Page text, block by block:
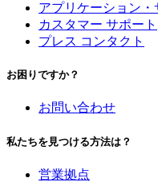
アプリケーション・
カスタマー サポート
プレス コンタクト
お困りですか？
お問い合わせ
私たちを見つける方法は？
営業拠点